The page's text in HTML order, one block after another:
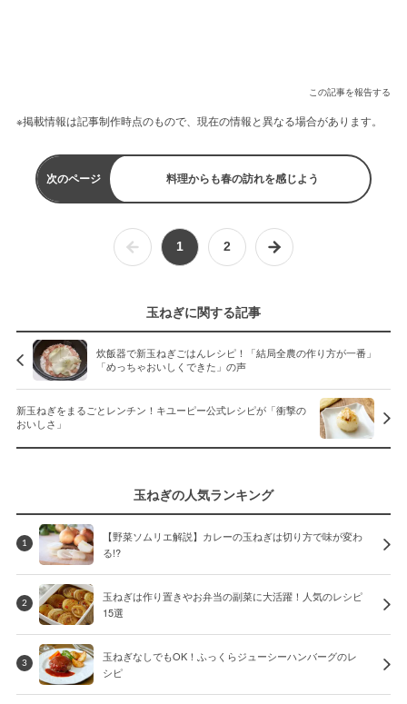
この記事を報告する
※掲載情報は記事制作時点のもので、現在の情報と異なる場合があります。
次のページ 料理からも春の訪れを感じよう
1 2
玉ねぎに関する記事
炊飯器で新玉ねぎごはんレシピ！「結局全農の作り方が一番」
「めっちゃおいしくできた」の声
新玉ねぎをまるごとレンチン！キユーピー公式レシピが「衝撃の
おいしさ」
玉ねぎの人気ランキング
1
【野菜ソムリエ解説】カレーの玉ねぎは切り方で味が変わ
る!?
2
玉ねぎは作り置きやお弁当の副菜に大活躍！人気のレシピ
15選
3
玉ねぎなしでもOK！ふっくらジューシーハンバーグのレ
シピ